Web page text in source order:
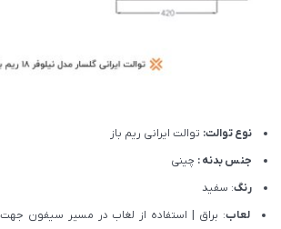
نوع توالت: توالت ایرانی ریم باز
جنس بدنه : چینی
رنگ: سفید
لعاب: براق | استفاده از لغاب در مسیر سیفون